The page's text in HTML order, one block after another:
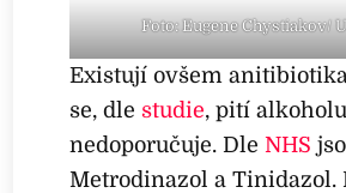
Foto: Eugene Chystiakov/
Existují ovšem
se, dlestudie, pití
nedoporučuje. DleNHS
Metrodinazol a Tinidazol.